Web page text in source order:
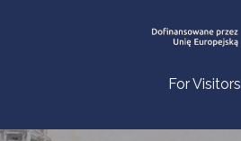
For Visitors